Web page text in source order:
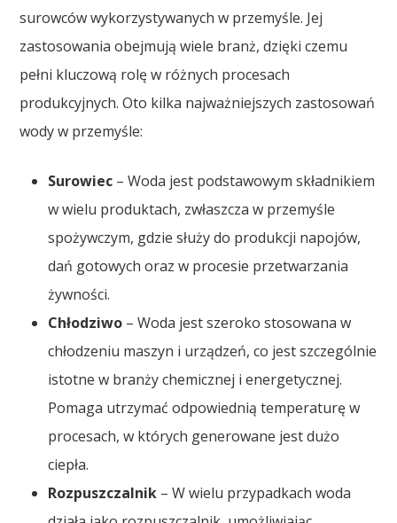
surowców wykorzystywanych w przemyśle. Jej
zastosowania obejmują wiele branż, dzięki czemu
pełni kluczową rolę w różnych procesach
produkcyjnych. Oto kilka najważniejszych zastosowań
wody w przemyśle:
Surowiec – Woda jest podstawowym składnikiem
w wielu produktach, zwłaszcza w przemyśle
spożywczym, gdzie służy do produkcji napojów,
dań gotowych oraz w procesie przetwarzania
żywności.
Chłodziwo – Woda jest szeroko stosowana w
chłodzeniu maszyn i urządzeń, co jest szczególnie
istotne w branży chemicznej i energetycznej.
Pomaga utrzymać odpowiednią temperaturę w
procesach, w których generowane jest dużo
ciepła.
Rozpuszczalnik – W wielu przypadkach woda